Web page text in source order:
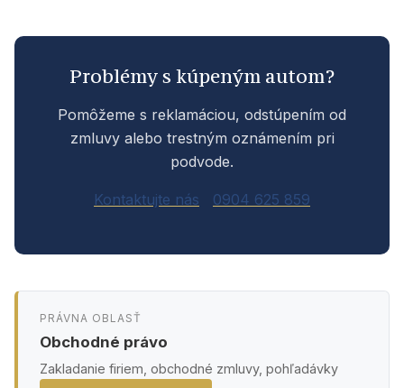
Problémy s kúpeným autom?
Pomôžeme s reklamáciou, odstúpením od
zmluvy alebo trestným oznámením pri
podvode.
Kontaktujte nás 0904 625 859
PRÁVNA OBLASŤ
Obchodné právo
Zakladanie firiem, obchodné zmluvy, pohľadávky